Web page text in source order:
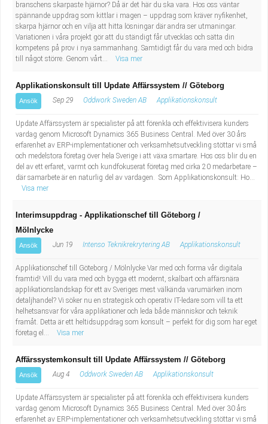
branschens skarpaste hjärnor? Då är det här du ska vara. Hos oss väntar
spännande uppdrag som kittlar i magen – uppdrag som kräver nyfikenhet,
skarpa hjärnor och en vilja att hitta lösningar där andra ser utmaningar.
Variationen i våra projekt gör att du ständigt får utvecklas och sätta din
kompetens på prov i nya sammanhang. Samtidigt får du vara med och bidra
till något större. Genom vårt...
Visa mer
Applikationskonsult till Update Affärssystem // Göteborg
Ansök Sep 29 Oddwork Sweden AB Applikationskonsult
Update Affärssystem är specialister på att förenkla och effektivisera kunders
vardag genom Microsoft Dynamics 365 Business Central. Med över 30 års
erfarenhet av ERP-implementationer och verksamhetsutveckling stöttar vi små
och medelstora företag över hela Sverige i att växa smartare. Hos oss blir du en
del av ett erfaret, varmt och kundfokuserat företag med cirka 20 medarbetare –
där samarbete är en naturlig del av vardagen. Som Applikationskonsult: Ho...
Visa mer
Interimsuppdrag - Applikationschef till Göteborg /
Mölnlycke
Ansök Jun 19 Intenso Teknikrekrytering AB Applikationskonsult
Applikationschef till Göteborg / Mölnlycke Var med och forma vår digitala
framtid! Vill du vara med och bygga ett modernt, skalbart och affärsnära
applikationslandskap för ett av Sveriges mest välkända varumärken inom
detaljhandel? Vi söker nu en strategisk och operativ IT-ledare som vill ta ett
helhetsansvar för våra applikationer och leda både människor och teknik
framåt. Detta är ett heltidsuppdrag som konsult – perfekt för dig som har eget
företag el...
Visa mer
Affärssystemkonsult till Update Affärssystem // Göteborg
Ansök Aug 4 Oddwork Sweden AB Applikationskonsult
Update Affärssystem är specialister på att förenkla och effektivisera kunders
vardag genom Microsoft Dynamics 365 Business Central. Med över 30 års
erfarenhet av ERP-implementationer och verksamhetsutveckling stöttar vi små